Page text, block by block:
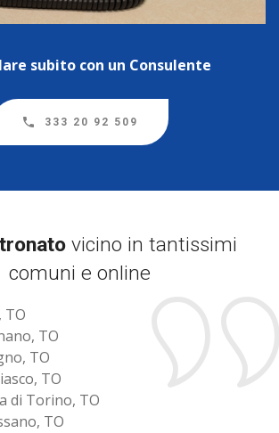
subito con un Consulente
333 20 92 509
vicino in tantissimi
comuni e online
TO
TO
TO
TO
di Torino, TO
TO